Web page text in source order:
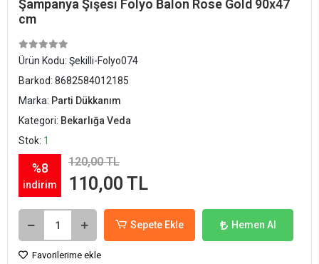
Şampanya Şişesi Folyo Balon Rose Gold 90x47
cm
Ürün Kodu: Şekilli-Folyo074
Barkod: 8682584012185
Marka: Parti Dükkanım
Kategori: Bekarlığa Veda
Stok: 1
%8
indirim
120,00 TL
110,00 TL
Sepete Ekle Hemen Al
Favorilerime ekle